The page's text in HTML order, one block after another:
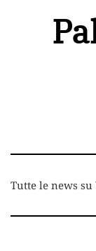
Tutte le news su